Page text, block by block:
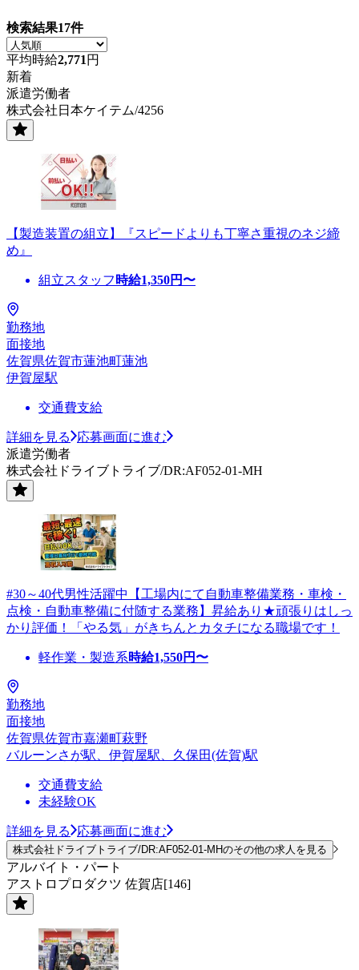
検索結果17件
平均時給2,771 円
新着
派遣労働者
株式会社日本ケイテム/4256
【製造装置の組立】『スピードよりも丁寧さ重視のネジ締
め』
組立スタッフ 時給1,350円〜
勤務地
面接地
佐賀県佐賀市蓮池町蓮池
伊賀屋駅
交通費支給
詳細を見る
応募画面に進む
派遣労働者
株式会社ドライブトライブ/DR:AF052-01-MH
#30～40代男性活躍中【工場内にて自動車整備業務・車検・
点検・自動車整備に付随する業務】昇給あり★頑張りはしっ
かり評価！「やる気」がきちんとカタチになる職場です！
軽作業・製造系時給1,550円〜
勤務地
面接地
佐賀県佐賀市嘉瀬町萩野
バルーンさが駅、伊賀屋駅、久保田(佐賀)駅
交通費支給
未経験OK
詳細を見る 応募画面に進む
株式会社ドライブトライブ/DR:AF052-01-MHのその他の求人を見る
アルバイト・パート
アストロプロダクツ 佐賀店[146]